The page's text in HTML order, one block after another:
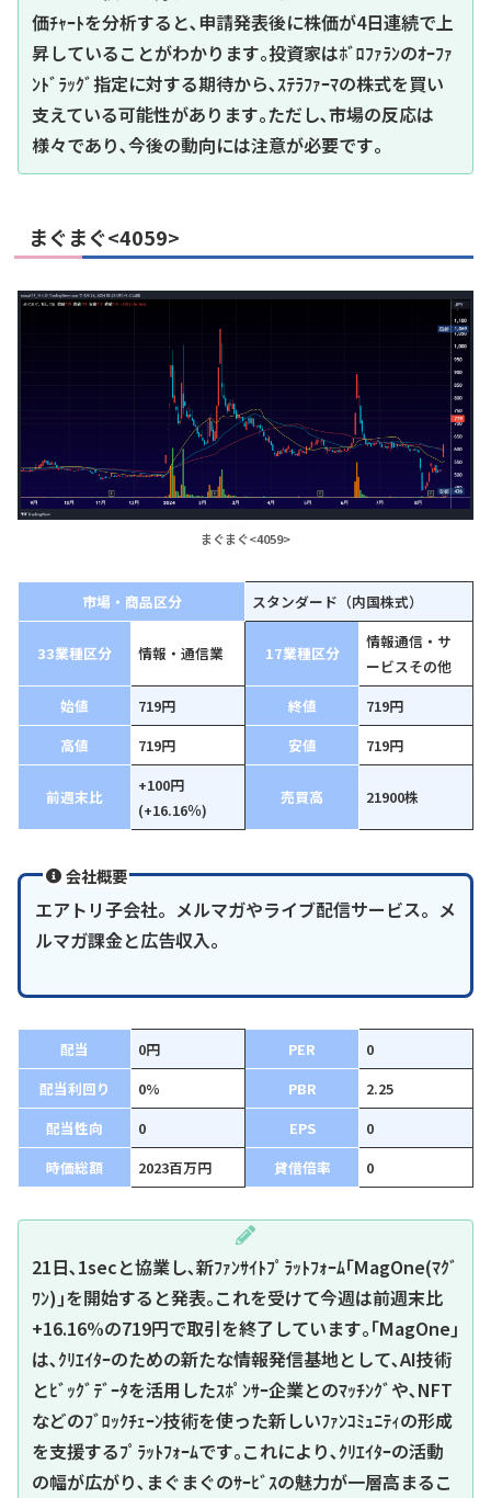
価ﾁｬｰﾄを分析すると､申請発表後に株価が4日連続で上
昇していることがわかります｡投資家はﾎﾞﾛﾌｧﾗﾝのｵｰﾌｧ
ﾝﾄﾞﾗｯｸﾞ指定に対する期待から､ｽﾃﾗﾌｧｰﾏの株式を買い
支えている可能性があります｡ただし､市場の反応は
様々であり､今後の動向には注意が必要です｡
まぐまぐ<4059>
まぐまぐ<4059>
市場・商品区分 スタンダード（内国株式）
33業種区分 情報・通信業 17業種区分
情報通信・サ
ービスその他
始値
719円 終値
719円
高値
719円 安値 719円
前週末比
+100円
(+16.16％)
売買高 21900株
会社概要
エアトリ子会社。メルマガやライブ配信サービス。メ
ルマガ課金と広告収入。
配当 0円 PER
0
配当利回り
0% PBR
2.25
配当性向
0 EPS
0
時価総額
2023百万円 貸借倍率 0
21日､1secと協業し､新ﾌｧﾝｻｲﾄﾌﾟﾗｯﾄﾌｫｰﾑ｢MagOne(ﾏｸﾞ
ﾜﾝ)｣を開始すると発表｡これを受けて今週は前週末比
+16.16%の719円で取引を終了しています｡｢MagOne｣
は､ｸﾘｴｲﾀｰのための新たな情報発信基地として､AI技術
とﾋﾞｯｸﾞﾃﾞｰﾀを活用したｽﾎﾟﾝｻｰ企業とのﾏｯﾁﾝｸﾞや､NFT
などのﾌﾞﾛｯｸﾁｪｰﾝ技術を使った新しいﾌｧﾝｺﾐｭﾆﾃｨの形成
を支援するﾌﾟﾗｯﾄﾌｫｰﾑです｡これにより､ｸﾘｴｲﾀｰの活動
の幅が広がり､まぐまぐのｻｰﾋﾞｽの魅力が一層高まるこ